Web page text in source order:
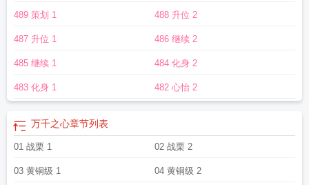
局万千之心真的是滚开写的吗 万千之心 百科 万千之心TXT百度资源
之万千之心 万千之心全文阅读 万千之心怎么样万千之心TXT奇书网
永恒之心 万千之心顶点万千之心 滚开
费阅读万千之心好看吗 万千之心txt八零万千之心讲的什么
部万千之心女主有几个万千之心王一洋百度百科万千之心修炼等级体系万千
钟蚕结局 万千之心123读 万千之心境界
千之心TXT免费
万千之心王一洋万千之心几集开始崩了
趣阁万千之心境界划分 万千之心李冉结局万千之心TXT精校版
489 策划 1 488 升位 2
487 升位 1 486 继续 2
485 继续 1 484 化身 2
483 化身 1 482 心怡 2
万千之心章节列表
01 战栗 1 02 战栗 2
03 黄铜级 1 04 黄铜级 2